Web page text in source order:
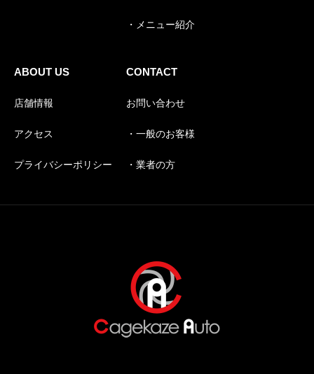
・メニュー紹介
ABOUT US
店舗情報
アクセス
プライバシーポリシー
CONTACT
お問い合わせ
・一般のお客様
・業者の方